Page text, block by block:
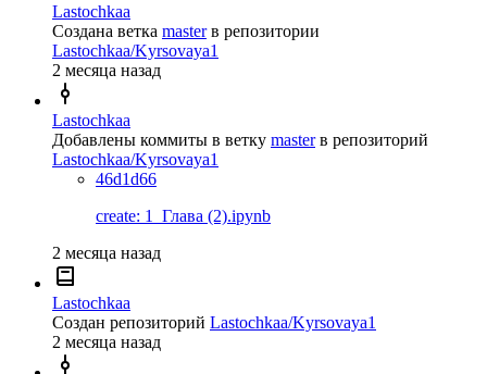
Lastochkaa
Создана ветка master в репозитории
Lastochkaa/Kyrsovaya1
2 месяца назад
Lastochkaa
Добавлены коммиты в ветку master в репозиторий
Lastochkaa/Kyrsovaya1
46d1d66
create: 1_Глава (2).ipynb
2 месяца назад
Lastochkaa
Создан репозиторий Lastochkaa/Kyrsovaya1
2 месяца назад